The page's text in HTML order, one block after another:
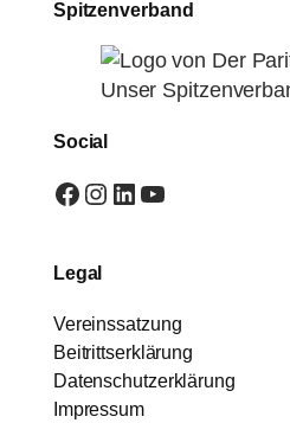
Spitzenverband
Social
Facebook
Instagram
LinkedIn
YouTube
Legal
Vereinssatzung
Beitrittserklärung
Datenschutzerklärung
Impressum